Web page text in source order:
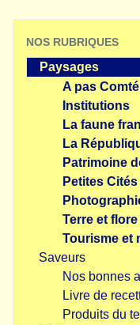
NOS RUBRIQUES
Paysages
A pas
Institutions
La faune
La
Patrimoine
Petites
Terre et
Tourisme et
Saveurs
Nos bonnes
Livre de
Produits du